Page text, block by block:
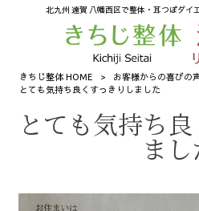
北九州 遠賀 八幡西区で整体・耳つぼダイ
きちじ整体 HOME > お客様からの喜びの
とても気持ち良くすっきりしました
とても気持ち
まし